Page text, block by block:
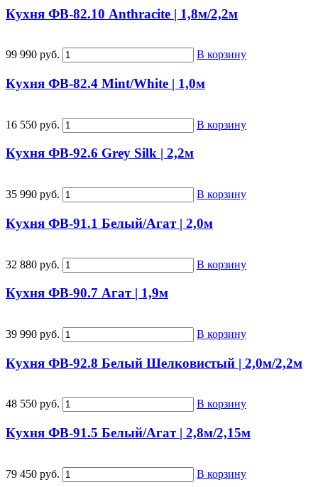
Кухня ФВ-82.10 Anthracite | 1,8м/2,2м
99 990 руб. В корзину
Кухня ФВ-82.4 Mint/White | 1,0м
16 550 руб. В корзину
Кухня ФВ-92.6 Grey Silk | 2,2м
35 990 руб. В корзину
Кухня ФВ-91.1 Белый/Агат | 2,0м
32 880 руб. В корзину
Кухня ФВ-90.7 Агат | 1,9м
39 990 руб. В корзину
Кухня ФВ-92.8 Белый Шелковистый | 2,0м/2,2м
48 550 руб. В корзину
Кухня ФВ-91.5 Белый/Агат | 2,8м/2,15м
79 450 руб. В корзину